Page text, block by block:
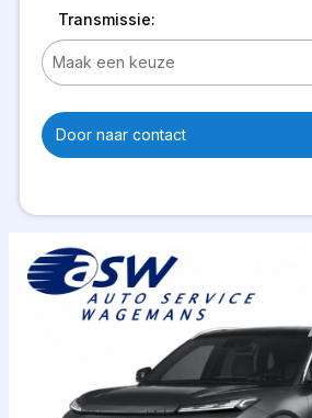
Transmissie:
Door naar contact